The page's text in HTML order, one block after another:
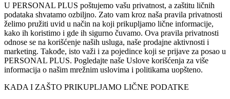
U PERSONAL PLUS poštujemo vašu privatnost, a zaštitu ličnih
podataka shvatamo ozbiljno. Zato vam kroz naša pravila privatnosti
želimo pružiti uvid u način na koji prikupljamo lične informacije,
kako ih koristimo i gde ih sigurno čuvamo. Ova pravila privatnosti
odnose se na korišćenje naših usluga, naše prodajne aktivnosti i
marketing. Takođe, isto važi i za pojedince koji se prijave za posao u
PERSONAL PLUS. Pogledajte naše Uslove korišćenja za više
informacija o našim mrežnim uslovima i politikama uopšteno.
KADA I ZAŠTO PRIKUPLJAMO LIČNE PODATKE